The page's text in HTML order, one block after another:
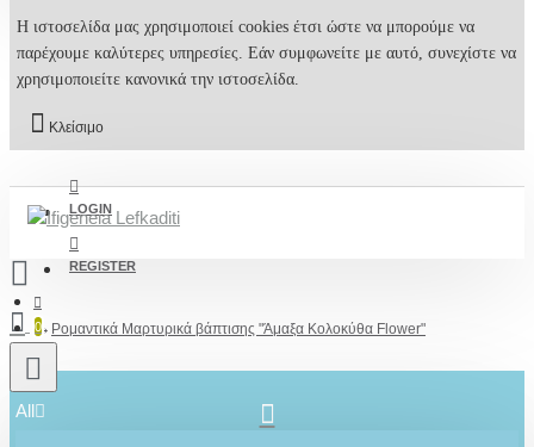
Η ιστοσελίδα μας χρησιμοποιεί cookies έτσι ώστε να μπορούμε να
παρέχουμε καλύτερες υπηρεσίες. Εάν συμφωνείτε με αυτό, συνεχίστε να
χρησιμοποιείτε κανονικά την ιστοσελίδα.
Κλείσιμο
LOGIN
REGISTER
0
All
Ρομαντικά Μαρτυρικά βάπτισης "Άμαξα Κολοκύθα Flower"